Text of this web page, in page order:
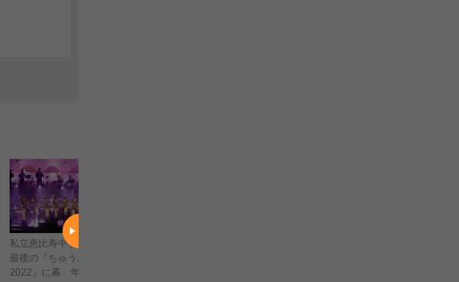
私立恵比寿中学、9人体制
最後の『ちゅうおん
2022』に幕 年末に柏木